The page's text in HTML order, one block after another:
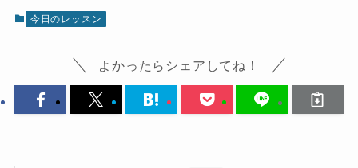
今日のレッスン
よかったらシェアしてね！